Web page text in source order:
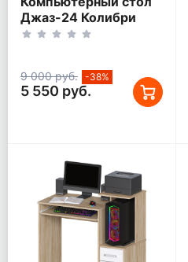
Джаз-24 Колибри
Белый левый
9 000 руб. -38%
5 550 руб.